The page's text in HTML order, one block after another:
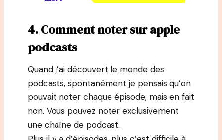
4. Comment noter sur apple
podcasts
Quand j’ai découvert le monde des
podcasts, spontanément je pensais qu’on
pouvait noter chaque épisode, mais en fait
non. Vous pouvez noter exclusivement
une chaîne de podcast.